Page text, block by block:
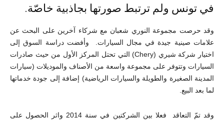
في تونس ولم ترتبط صورتها بجاذبية خاصّة.
وقد حرصت مجموعة النوري شعبان مع شركاء آخرين على البحث عن
علامات صينية جيدة في مجال السيارات. وأفضت دراسة السوق إلى
اختيار شركة شيري (Chery) التي تحتل المركز الأول من حيث صادرات
السيارات وتتوفر على مجموعة واسعة من الأصناف والموديلات (سيارات
المدينة الصغيرة والطويلة والسيارات الرياضية) إضافة إلى جودة خدماتها
لما بعد البيع.
وقد تمّ التعاقد فعلا بين الشركتين في سنة 2014 واثر الحصول على